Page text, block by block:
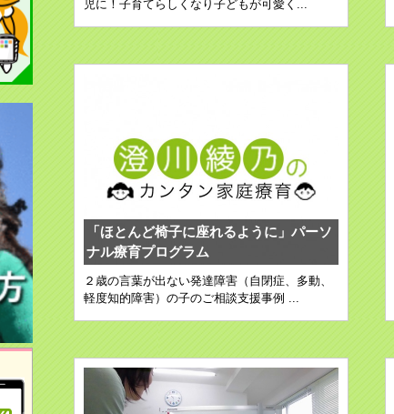
児に！子育てらしくなり子どもが可愛く...
「ほとんど椅子に座れるように」パーソ
ナル療育プログラム
２歳の言葉が出ない発達障害（自閉症、多動、
軽度知的障害）の子のご相談支援事例 ...